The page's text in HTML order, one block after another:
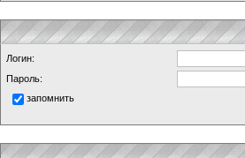
Логин:
Пароль:
запомнить